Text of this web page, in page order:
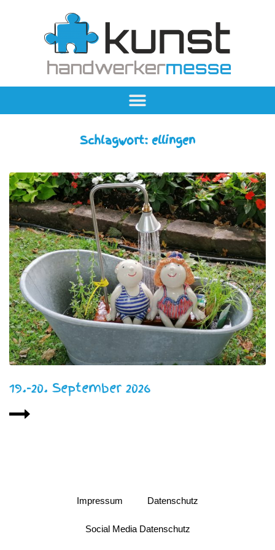
Schlagwort: ellingen
19.-20. September 2026
Impressum Datenschutz
Social Media Datenschutz